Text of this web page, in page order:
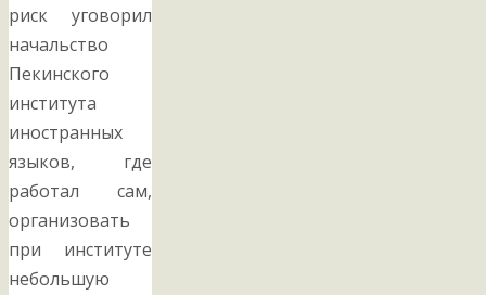
риск уговорил
начальство
Пекинского
института
иностранных
языков, где
работал сам,
организовать
при институте
небольшую